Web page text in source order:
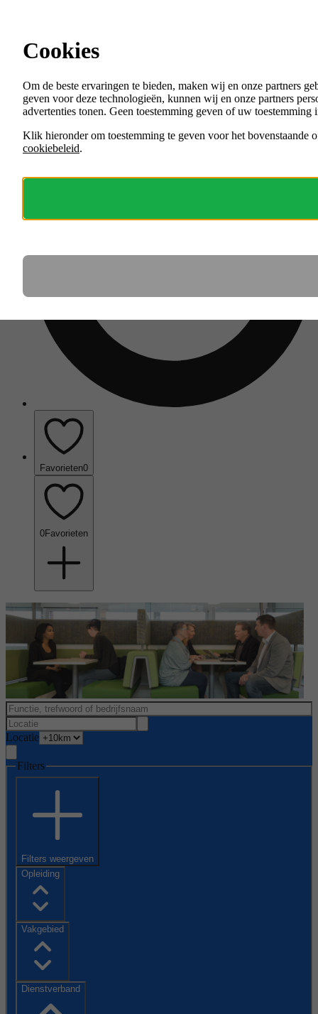
Menu
VACATURES
ORGANISATIES
Favorieten0
0Favorieten
Locatie
Filters
Filters weergeven
Opleiding
Vakgebied
Dienstverband
Cookies
Om de beste ervaringen te bieden, maken wij en onze partners
geven voor deze technologieën, kunnen wij en onze partners
advertenties tonen. Geen toestemming geven of uw
Klik hieronder om toestemming te geven voor het bovenstaande
cookiebeleid.